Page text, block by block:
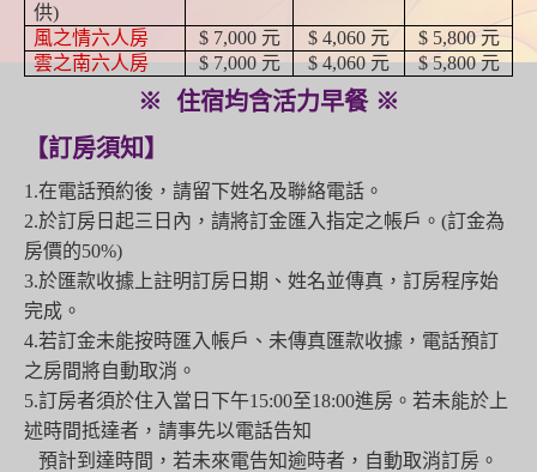
供)
風之情六人房 $ 7,000 元 $ 4,060 元
$ 5,800 元
雲之南六人房
$ 7,000 元 $ 4,060 元 $ 5,800 元
※ 住宿均含活力早餐 ※
【訂房須知】
1.在電話預約後，請留下姓名及聯絡電話。
2.於訂房日起三日內，請將訂金匯入指定之帳戶。(訂金為
房價的50%)
3.於匯款收據上註明訂房日期、姓名並傳真，訂房程序始
完成。
4.若訂金未能按時匯入帳戶、未傳真匯款收據，電話預訂
之房間將自動取消。
5.訂房者須於住入當日下午15:00至18:00進房。若未能於上
述時間抵達者，請事先以電話告知
預計到達時間，若未來電告知逾時者，自動取消訂房。